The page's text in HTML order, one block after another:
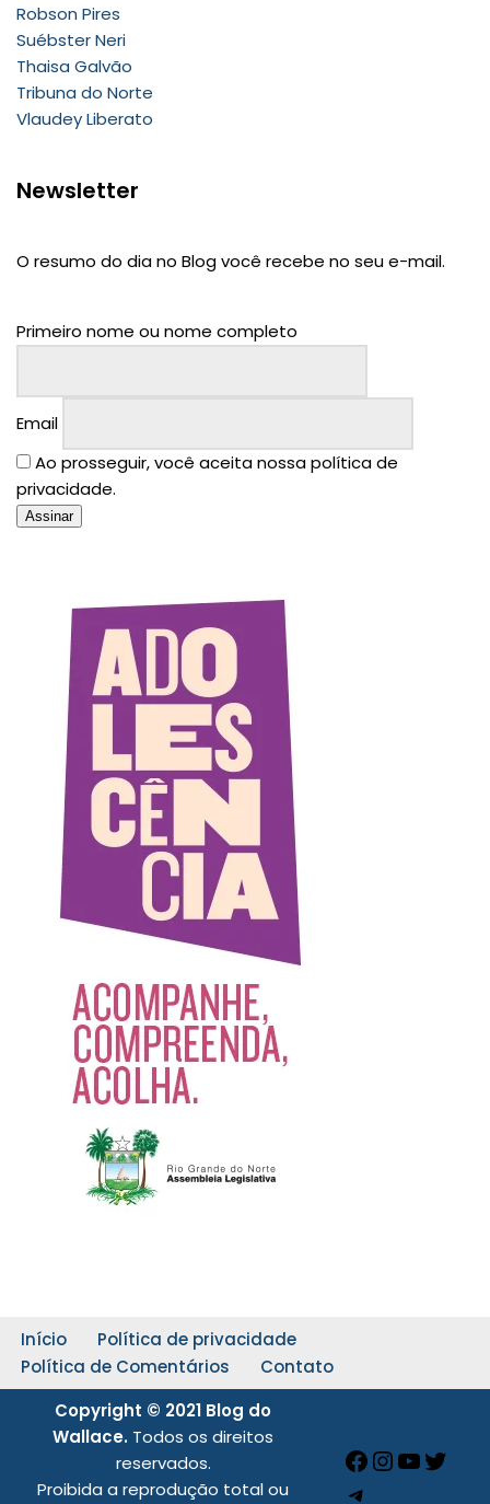
Robson Pires
Suébster Neri
Thaisa Galvão
Tribuna do Norte
Vlaudey Liberato
Newsletter
O resumo do dia no Blog você recebe no seu e-mail.
Primeiro nome ou nome completo
Email
Ao prosseguir, você aceita nossa política de
privacidade.
Início
Política de privacidade
Política de Comentários
Contato
Copyright © 2021 Blog do
Wallace. Todos os direitos
reservados.
Proibida a reprodução total ou